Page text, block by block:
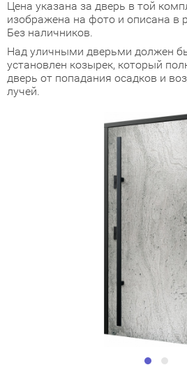
Цена указана за дверь в той
изображена на фото и описана в
Без наличников.
Над уличными дверьми должен
установлен козырек, который
дверь от попадания осадков и
лучей.